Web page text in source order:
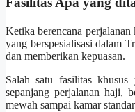
Ketika berencana
yang berspesialisasi dalam
dan memberikan kepuasan.
Salah satu fasilitas
sepanjang perjalanan haji,
mewah sampai kamar